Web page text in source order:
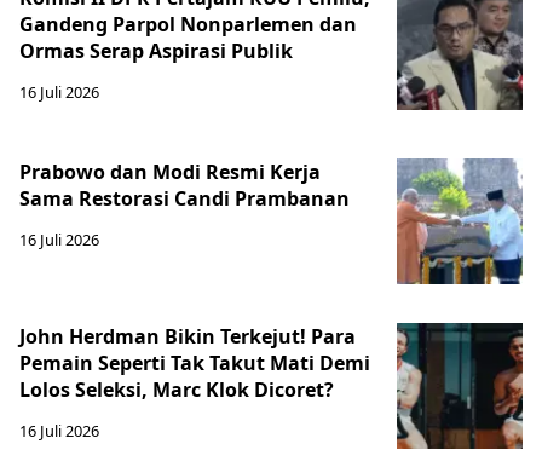
Gandeng Parpol Nonparlemen dan
Ormas Serap Aspirasi Publik
16 Juli 2026
Prabowo dan Modi Resmi Kerja
Sama Restorasi Candi Prambanan
16 Juli 2026
John Herdman Bikin Terkejut! Para
Pemain Seperti Tak Takut Mati Demi
Lolos Seleksi, Marc Klok Dicoret?
16 Juli 2026